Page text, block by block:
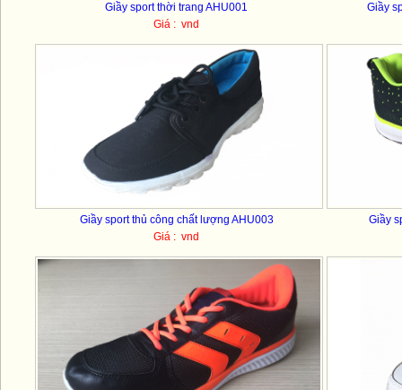
Giầy sport thời trang AHU001
Giá : vnd
Giầy
Giầy sport thủ công chất lượng AHU003
Giá : vnd
Giầy